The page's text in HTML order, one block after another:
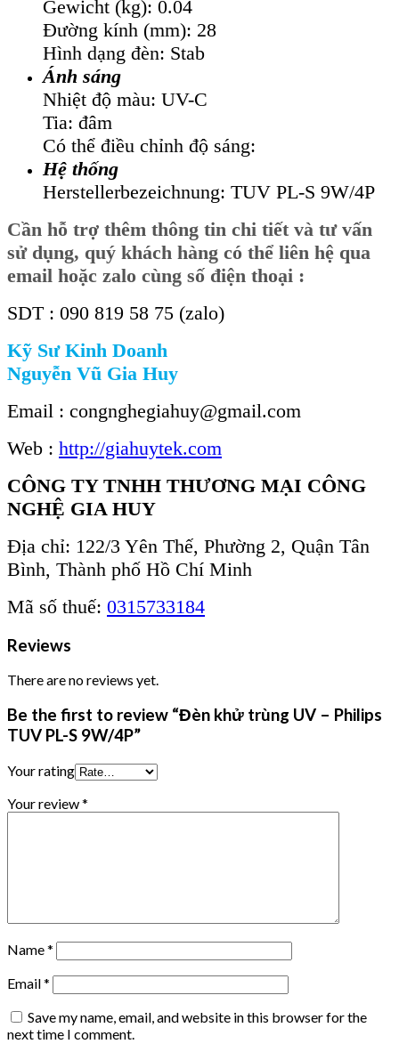
Gewicht (kg): 0.04
Đường kính (mm): 28
Hình dạng đèn: Stab
Ánh sáng
Nhiệt độ màu: UV-C
Tia: đâm
Có thể điều chỉnh độ sáng:
Hệ thống
Herstellerbezeichnung: TUV PL-S 9W/4P
Cần hỗ trợ thêm thông tin chi tiết và tư vấn
sử dụng, quý khách hàng có thể liên hệ qua
email hoặc zalo cùng số điện thoại :
SDT : 090 819 58 75 (zalo)
Kỹ Sư Kinh Doanh
Nguyễn Vũ Gia Huy
Email : congnghegiahuy@gmail.com
Web : http://giahuytek.com
CÔNG TY TNHH THƯƠNG MẠI CÔNG
NGHỆ GIA HUY
Địa chỉ: 122/3 Yên Thế, Phường 2, Quận Tân
Bình, Thành phố Hồ Chí Minh
Mã số thuế: 0315733184
Reviews
There are no reviews yet.
Be the first to review “Đèn khử trùng UV – Philips
TUV PL-S 9W/4P”
Your rating
Your review*
Name*
Email*
Save my name, email, and website in this browser for the
next time I comment.